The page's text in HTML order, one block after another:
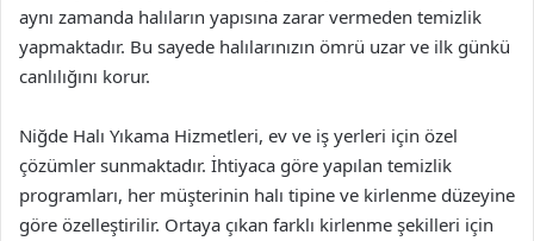
aynı zamanda halıların yapısına zarar vermeden temizlik
yapmaktadır. Bu sayede halılarınızın ömrü uzar ve ilk günkü
canlılığını korur.
Niğde Halı Yıkama Hizmetleri, ev ve iş yerleri için özel
çözümler sunmaktadır. İhtiyaca göre yapılan temizlik
programları, her müşterinin halı tipine ve kirlenme düzeyine
göre özelleştirilir. Ortaya çıkan farklı kirlenme şekilleri için